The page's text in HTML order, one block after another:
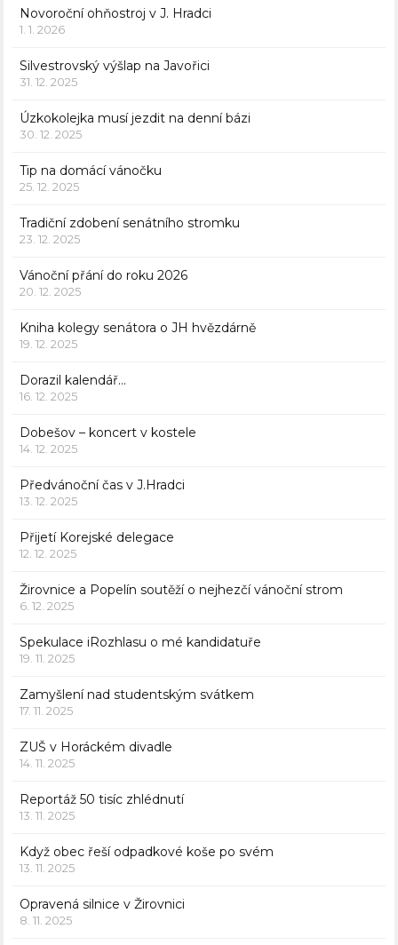
Novoroční ohňostroj v J. Hradci
1. 1. 2026
Silvestrovský výšlap na Javořici
31. 12. 2025
Úzkokolejka musí jezdit na denní bázi
30. 12. 2025
Tip na domácí vánočku
25. 12. 2025
Tradiční zdobení senátního stromku
23. 12. 2025
Vánoční přání do roku 2026
20. 12. 2025
Kniha kolegy senátora o JH hvězdárně
19. 12. 2025
Dorazil kalendář…
16. 12. 2025
Dobešov – koncert v kostele
14. 12. 2025
Předvánoční čas v J.Hradci
13. 12. 2025
Přijetí Korejské delegace
12. 12. 2025
Žirovnice a Popelín soutěží o nejhezčí vánoční strom
6. 12. 2025
Spekulace iRozhlasu o mé kandidatuře
19. 11. 2025
Zamyšlení nad studentským svátkem
17. 11. 2025
ZUŠ v Horáckém divadle
14. 11. 2025
Reportáž 50 tisíc zhlédnutí
13. 11. 2025
Když obec řeší odpadkové koše po svém
13. 11. 2025
Opravená silnice v Žirovnici
8. 11. 2025